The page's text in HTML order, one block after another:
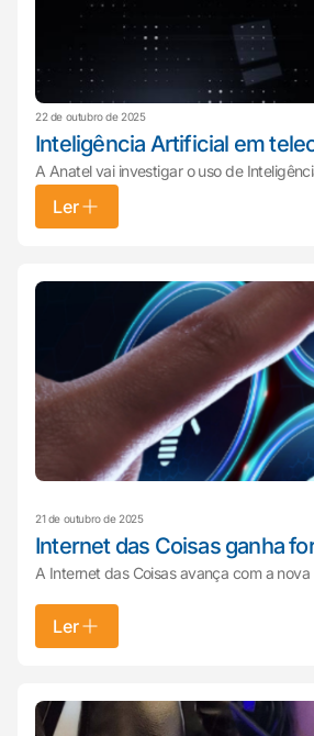
22 de outubro de 2025
Inteligência Artificial em
A Anatel vai investigar o uso de
Ler
21 de outubro de 2025
Internet das Coisas ganha
A Internet das Coisas avança com a
Ler